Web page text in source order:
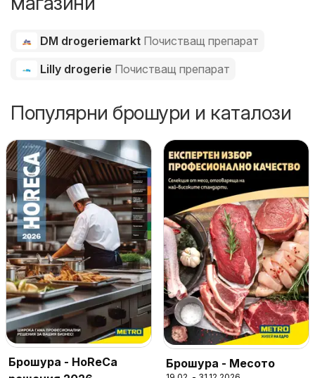
DM drogeriemarkt Почистващ препарат
Lilly drogerie Почистващ препарат
Популярни брошури и каталози
Брошура - HoReCa
Брошура - Месото